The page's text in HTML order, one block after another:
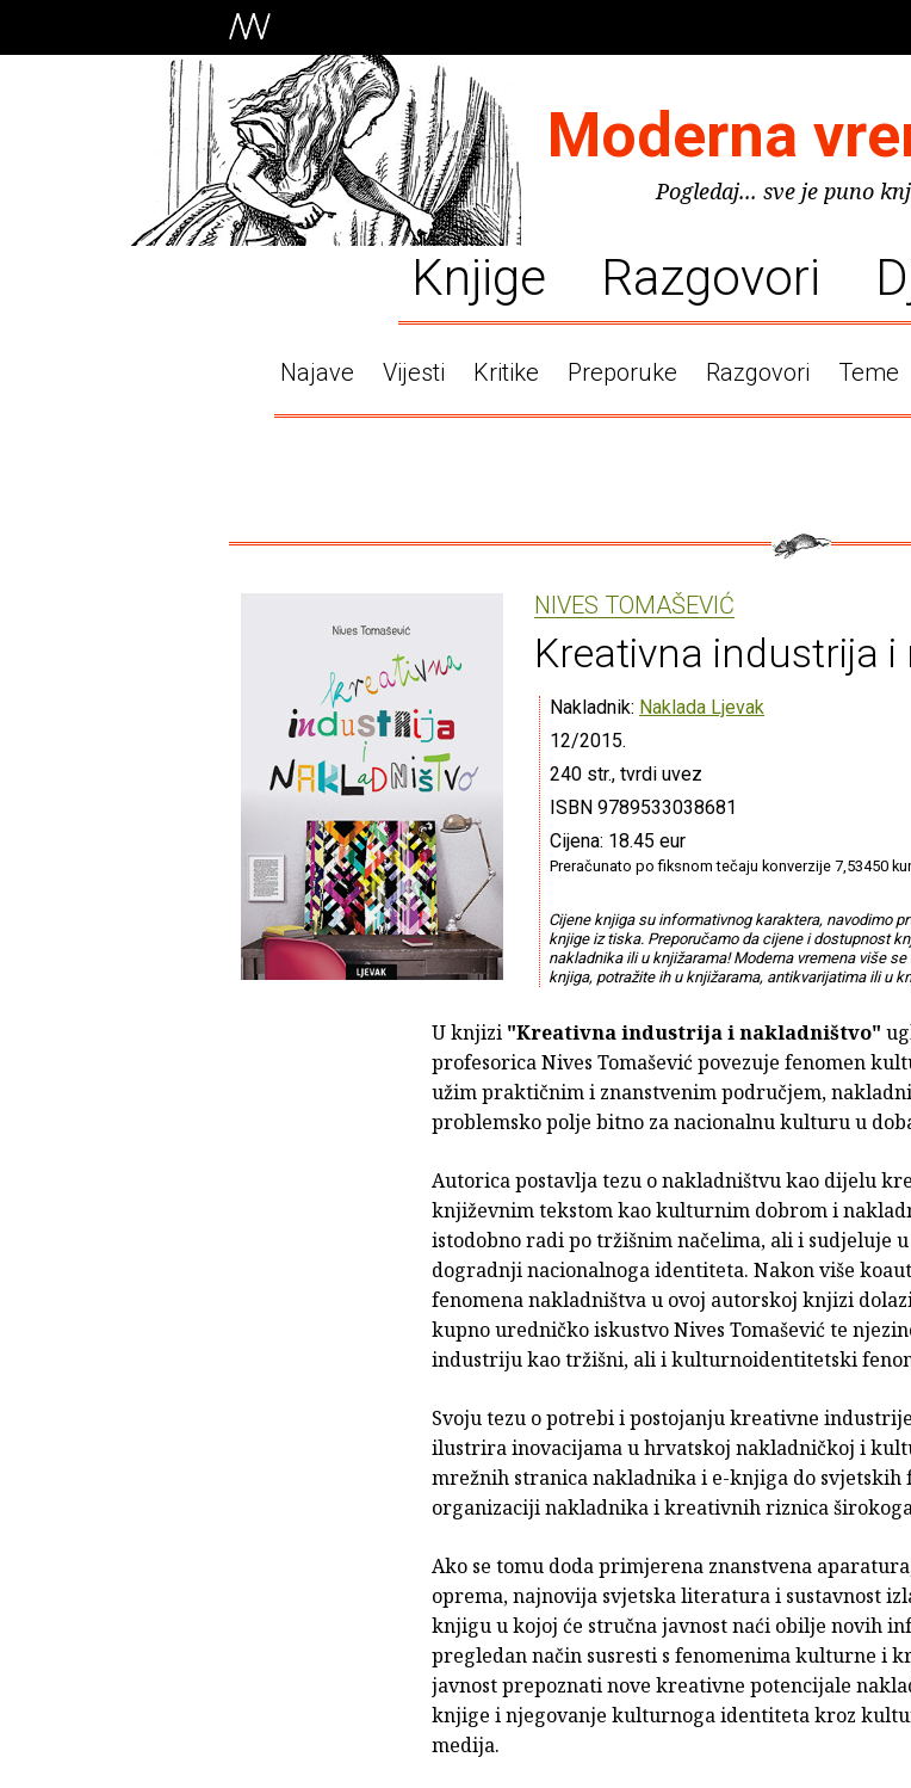
Moderna
Pogledaj... sve je puno
Knjige Razgovori
Najave Vijesti Kritike Preporuke Razgovori Teme
NIVES TOMAŠEVIĆ
Kreativna industrija
Nakladnik: Naklada Ljevak
12/2015.
240 str., tvrdi uvez
ISBN 9789533038681
Cijena: 18.45 eur
Preračunato po fiksnom tečaju konverzije 7,53450
Cijene knjiga su informativnog karaktera, navodimo
knjige iz tiska. Preporučamo da cijene i dostupnost
nakladnika ili u knjižarama! Moderna vremena više se
knjiga, potražite ih u knjižarama, antikvarijatima ili u
U knjizi "Kreativna industrija i nakladništvo"
pro­fesorica Nives Tomašević povezuje fenomen
užim praktičnim i znanstvenim područjem,
problemsko polje bitno za nacionalnu kulturu u
Autorica postavlja tezu o nakladništvu kao dijelu
knji­ževnim tekstom kao kulturnim dobrom i
istodobno radi po tržišnim načelima, ali i sudjeluje
dogradnji nacionalnoga identiteta. Nakon više
fenomena nakladništva u ovoj autorskoj knjizi
kupno uredničko iskustvo Nives Tomašević te
industriju kao tržišni, ali i kulturnoidentitetski
Svoju tezu o potrebi i postojanju kreativne
ilustrira inovacijama u hrvatskoj nakladničkoj i
mrežnih stranica nakladnika i e-knjiga do svjetskih
organizaciji nakladnika i kreativnih riznica
Ako se tomu doda primjerena znanstvena
oprema, najnovija svjetska literatura i su­stavnost
knjigu u kojoj će stručna javnost naći obilje novih
pregledan način susresti s fenomeni­ma kulturne i
javnost prepoznati nove kreativne potencijale
knjige i njegovanje kulturnoga identiteta kroz
medija.